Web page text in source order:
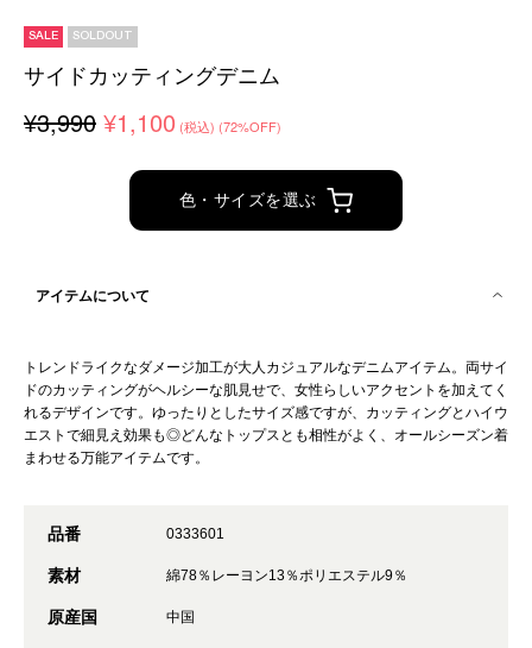
SALE SOLDOUT
サイドカッティングデニム
¥3,990 ¥1,100 (税込) (72%OFF)
色・サイズを選ぶ
アイテムについて
トレンドライクなダメージ加工が大人カジュアルなデニムアイテム。両サイ
ドのカッティングがヘルシーな肌見せで、女性らしいアクセントを加えてく
れるデザインです。ゆったりとしたサイズ感ですが、カッティングとハイウ
エストで細見え効果も◎どんなトップスとも相性がよく、オールシーズン着
まわせる万能アイテムです。
品番 0333601
素材 綿78％レーヨン13％ポリエステル9％
原産国 中国